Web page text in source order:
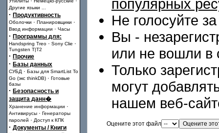
Другие языки
· Продуктивность
Оболочки · Планировщики ·
Ввод информации · Часы
· Программы для:
Handspring Treo · Sony Clie ·
Tungsten T|T2
· Прочие
· Базы данных
СУБД · Базы для SmartList To
Go (экс thinkDB) · Готовые
базы
· Безопасность и
защита данн�
Хранение информации ·
Антивирусы · Генераторы
паролей · Доступ к КПК
· Документы / Книги
популярных
Не голосуйте
Вы -
или не вошли в
Только
могут
нашем веб-
Оцените этот файл